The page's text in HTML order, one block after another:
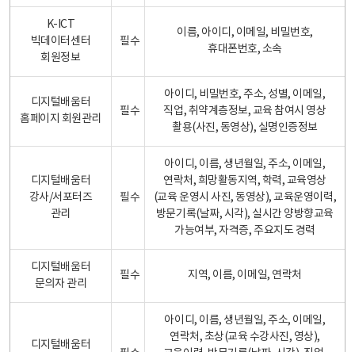
K-ICT
빅데이터센터
회원정보
필수
이름, 아이디, 이메일, 비밀번호,
휴대폰번호, 소속
디지털배움터
홈페이지 회원관리
필수
아이디, 비밀번호, 주소, 성별, 이메일,
직업, 취약계층정보, 교육 참여시 영상
촬용(사진, 동영상), 실명인증정보
디지털배움터
강사/서포터즈
관리
필수
아이디, 이름, 생년월일, 주소, 이메일,
연락처, 희망활동지역, 학력, 교육영상
(교육 운영시 사진, 동영상), 교육운영이력,
방문기록(날짜, 시각), 실시간 양방향교육
가능여부, 자격증, 주요지도 경력
디지털배움터
문의자 관리
필수 지역, 이름, 이메일, 연락처
디지털배움터
아이디, 이름, 생년월일, 주소, 이메일,
연락처, 초상(교육 수강사진, 영상),